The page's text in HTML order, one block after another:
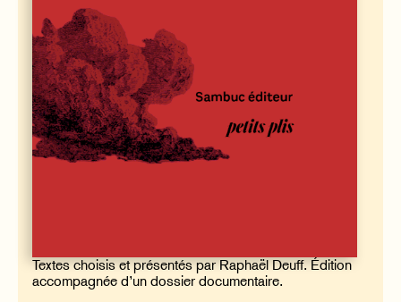
Textes choisis et présentés par Raphaël Deuff. Édition
accompagnée d’un dossier documentaire.